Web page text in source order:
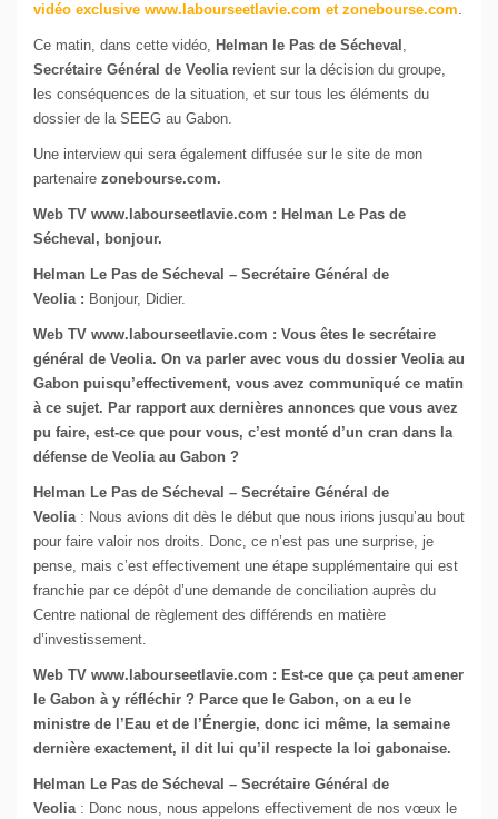
vidéo exclusive www.labourseetlavie.com et zonebourse.com.
Ce matin, dans cette vidéo, Helman le Pas de Sécheval ,
Secrétaire Général de Veoliarevient sur la décision du groupe,
les conséquences de la situation, et sur tous les éléments du
dossier de la SEEG au Gabon.
Une interview qui sera également diffusée sur le site de mon
partenaire zonebourse.com.
Web TV www.labourseetlavie.com : Helman Le Pas de
Sécheval, bonjour.
Helman Le Pas de Sécheval – Secrétaire Général de
Veolia : Bonjour, Didier.
Web TV www.labourseetlavie.com : Vous êtes le secrétaire
général de Veolia. On va parler avec vous du dossier Veolia au
Gabon puisqu’effectivement, vous avez communiqué ce matin
à ce sujet. Par rapport aux dernières annonces que vous avez
pu faire, est-ce que pour vous, c’est monté d’un cran dans la
défense de Veolia au Gabon ?
Helman Le Pas de Sécheval – Secrétaire Général de
Veolia : Nous avions dit dès le début que nous irions jusqu’au bout
pour faire valoir nos droits. Donc, ce n’est pas une surprise, je
pense, mais c’est effectivement une étape supplémentaire qui est
franchie par ce dépôt d’une demande de conciliation auprès du
Centre national de règlement des différends en matière
d’investissement.
Web TV www.labourseetlavie.com : Est-ce que ça peut amener
le Gabon à y réfléchir ? Parce que le Gabon, on a eu le
ministre de l’Eau et de l’Énergie, donc ici même, la semaine
dernière exactement, il dit lui qu’il respecte la loi gabonaise.
Helman Le Pas de Sécheval – Secrétaire Général de
Veolia : Donc nous, nous appelons effectivement de nos vœux le